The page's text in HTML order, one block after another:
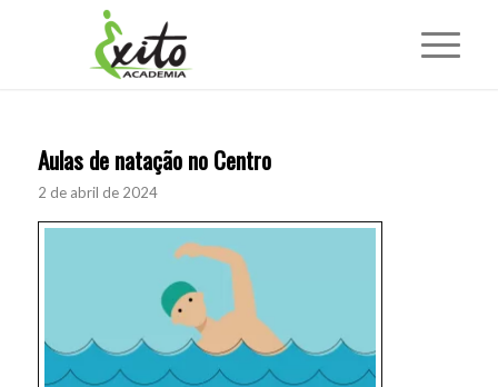
Aulas de natação no Centro
2 de abril de 2024